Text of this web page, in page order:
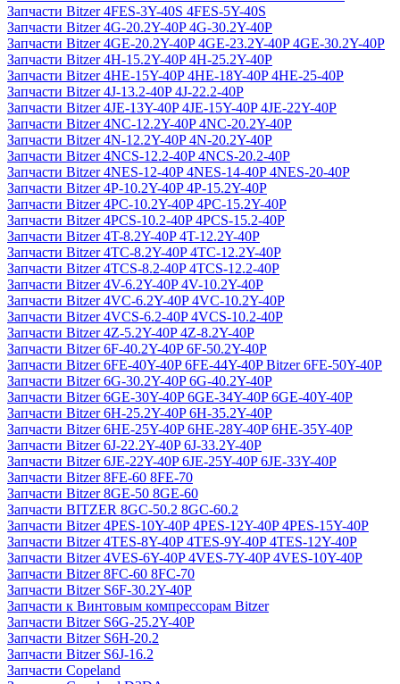
Запчасти Bitzer 4FES-3Y-40S 4FES-5Y-40S
Запчасти Bitzer 4G-20.2Y-40P 4G-30.2Y-40P
Запчасти Bitzer 4GE-20.2Y-40P 4GE-23.2Y-40P 4GE-30.2Y-40P
Запчасти Bitzer 4H-15.2Y-40P 4H-25.2Y-40P
Запчасти Bitzer 4HE-15Y-40P 4HE-18Y-40P 4HE-25-40P
Запчасти Bitzer 4J‐13.2-40P 4J‐22.2-40P
Запчасти Bitzer 4JE-13Y-40P 4JE-15Y-40P 4JE-22Y-40P
Запчасти Bitzer 4NC-12.2Y-40P 4NC-20.2Y-40P
Запчасти Bitzer 4N-12.2Y-40P 4N-20.2Y-40P
Запчасти Bitzer 4NCS-12.2-40P 4NCS-20.2-40P
Запчасти Bitzer 4NES-12-40P 4NES-14-40P 4NES-20-40P
Запчасти Bitzer 4P-10.2Y-40P 4P-15.2Y-40P
Запчасти Bitzer 4PC-10.2Y-40P 4PC-15.2Y-40P
Запчасти Bitzer 4PCS-10.2-40P 4PCS-15.2-40P
Запчасти Bitzer 4T-8.2Y-40P 4T-12.2Y-40P
Запчасти Bitzer 4TC-8.2Y-40P 4TC-12.2Y-40P
Запчасти Bitzer 4TCS-8.2-40P 4TCS-12.2-40P
Запчасти Bitzer 4V-6.2Y-40P 4V-10.2Y-40P
Запчасти Bitzer 4VC-6.2Y-40P 4VC-10.2Y-40P
Запчасти Bitzer 4VCS-6.2-40P 4VCS-10.2-40P
Запчасти Bitzer 4Z-5.2Y-40P 4Z-8.2Y-40P
Запчасти Bitzer 6F-40.2Y-40P 6F-50.2Y-40P
Запчасти Bitzer 6FE-40Y-40P 6FE-44Y-40P Bitzer 6FE-50Y-40P
Запчасти Bitzer 6G-30.2Y-40P 6G-40.2Y-40P
Запчасти Bitzer 6GE-30Y-40P 6GE-34Y-40P 6GE-40Y-40P
Запчасти Bitzer 6H-25.2Y-40P 6H-35.2Y-40P
Запчасти Bitzer 6HE-25Y-40P 6HE-28Y-40P 6HE-35Y-40P
Запчасти Bitzer 6J-22.2Y-40P 6J-33.2Y-40P
Запчасти Bitzer 6JE-22Y-40P 6JE-25Y-40P 6JE-33Y-40P
Запчасти Bitzer 8FE-60 8FE-70
Запчасти Bitzer 8GE-50 8GE-60
Запчасти BITZER 8GC-50.2 8GC-60.2
Запчасти Bitzer 4PES-10Y-40P 4PES-12Y-40P 4PES-15Y-40P
Запчасти Bitzer 4TES-8Y-40P 4TES-9Y-40P 4TES-12Y-40P
Запчасти Bitzer 4VES-6Y-40P 4VES-7Y-40P 4VES-10Y-40P
Запчасти Bitzer 8FC-60 8FC-70
Запчасти Bitzer S6F-30.2Y-40P
Запчасти к Винтовым компрессорам Bitzer
Запчасти Bitzer S6G-25.2Y-40P
Запчасти Bitzer S6H-20.2
Запчасти Bitzer S6J-16.2
Запчасти Copeland